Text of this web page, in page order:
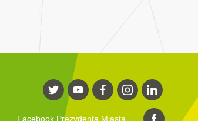
Facebook Prezydenta Miasta